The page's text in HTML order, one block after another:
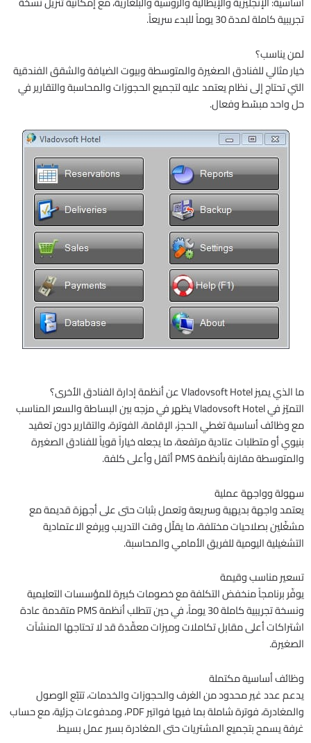
تجريبية كاملة لمدة 30 يوماً للبدء سريعاً.
لمن يناسب؟
خيار مثالي للفنادق الصغيرة والمتوسطة وبيوت الضيافة والشقق الفندقية
التي تحتاج إلى نظام يعتمد عليه لتجميع الحجوزات والمحاسبة والتقارير في
حل واحد مبسّط وفعال.
ما الذي يميز Vladovsoft Hotel عن أنظمة إدارة الفنادق الأخرى؟
التميّز في Vladovsoft Hotel يظهر في مزجه بين البساطة والسعر المناسب
مع وظائف أساسية تغطي الحجز، الإقامة، الفوترة، والتقارير دون تعقيد
بنيوي أو متطلبات عتادية مرتفعة، ما يجعله خياراً قوياً للفنادق الصغيرة
والمتوسطة مقارنة بأنظمة PMS أثقل وأعلى كلفة.
سهولة وواجهة عملية
يعتمد واجهة بديهية وسريعة وتعمل بثبات حتى على أجهزة قديمة مع
مشغّلين بصلاحيات مختلفة، ما يقلّل وقت التدريب ويرفع الاعتمادية
التشغيلية اليومية للفريق الأمامي والمحاسبة.
تسعير مناسب وقيمة
يوفّر برنامجاً منخفض التكلفة مع خصومات كبيرة للمؤسسات التعليمية
ونسخة تجريبية كاملة 30 يوماً، في حين تتطلب أنظمة PMS متقدمة عادة
اشتراكات أعلى مقابل تكاملات وميزات معقّدة قد لا تحتاجها المنشآت
الصغيرة.
وظائف أساسية مكتملة
يدعم عدد غير محدود من الغرف والحجوزات والخدمات، تتبّع الوصول
والمغادرة، فوترة شاملة بما فيها فواتير PDF، ومدفوعات جزئية، مع حساب
غرفة يسمح بتجميع المشتريات حتى المغادرة بسير عمل بسيط.